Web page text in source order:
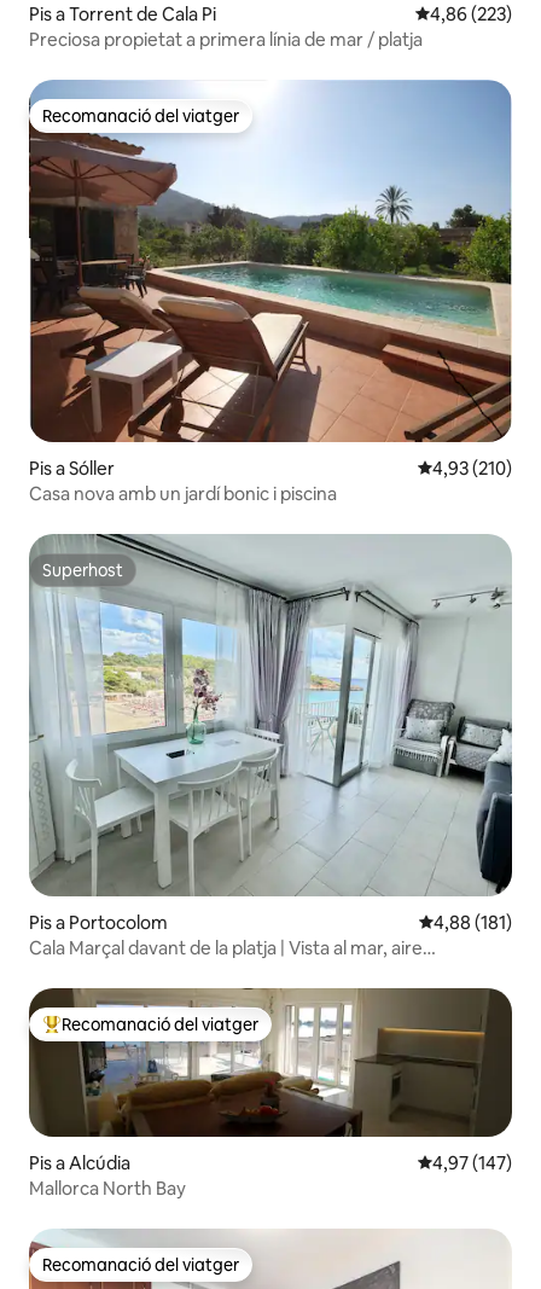
Pis a Torrent de Cala Pi 4,86 de
4,86 (223)
Preciosa propietat a primera línia de mar / platja
Recomanació del viatger
Recomanació del viatger
Pis a Sóller 4,93 de
4,93 (210)
Casa nova amb un jardí bonic i piscina
Superhost
Superhost
Pis a Portocolom 4,88 de
4,88 (181)
Cala Marçal davant de la platja | Vista al mar, aire
Principals recomanacions dels viatgers
Recomanació del viatger
Pis a Alcúdia 4,97 de
4,97 (147)
Mallorca North Bay
Recomanació del viatger
Recomanació del viatger